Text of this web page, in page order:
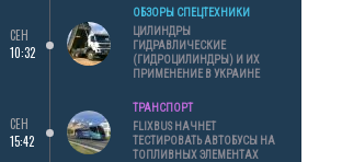
СЕН
10:32
ОБЗОРЫ СПЕЦТЕХНИКИ
ЦИЛИНДРЫ
ГИДРАВЛИЧЕСКИЕ
(ГИДРОЦИЛИНДРЫ) И ИХ
ПРИМЕНЕНИЕ В УКРАИНЕ
СЕН
15:42
ТРАНСПОРТ
FLIXBUS НАЧНЕТ
ТЕСТИРОВАТЬ АВТОБУСЫ НА
ТОПЛИВНЫХ ЭЛЕМЕНТАХ